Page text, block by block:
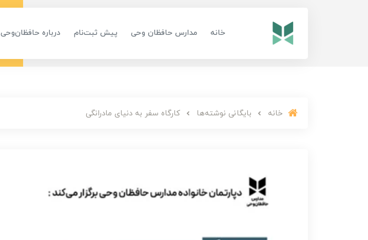
خانه مدارس حافظان وحی پیش ثبت‌نام درباره حافظان‌وحی
خانه بایگانی نوشته‌ها کارگاه سفر به دنیای مادرانگی